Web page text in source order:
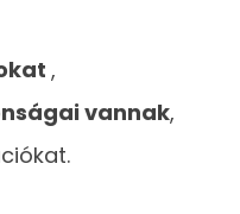
,
vannak,